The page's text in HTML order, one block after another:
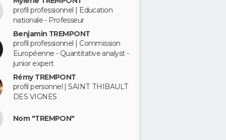
profil professionnel | Education
nationale - Professeur
Benjamin TREMPONT
profil professionnel | Commission
Européenne - Quantitative analyst -
junior expert
Rémy TREMPONT
profil personnel | SAINT THIBAULT
DES VIGNES
Nom "TREMPON"